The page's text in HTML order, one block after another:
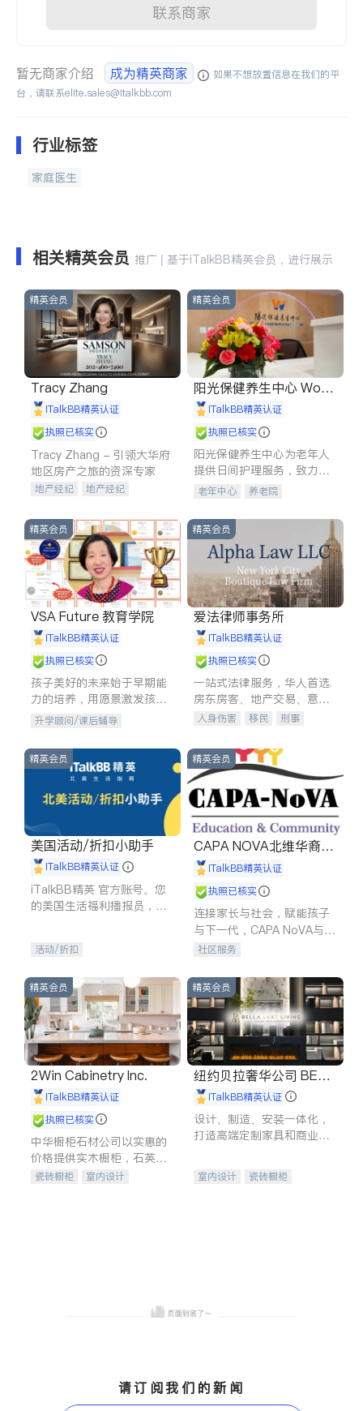
联系商家
暂无商家介绍 成为精英商家
如果不想放置信息在我们的平
台，请联系elite.sales@italkbb.com
行业标签
家庭医生
相关精英会员 推广 | 基于iTalkBB精英会员，进行展示
精英会员
Tracy Zhang
iTalkBB精英认证
执照已核实
Tracy Zhang - 引领大华府
地区房产之旅的资深专家
地产经纪
地产经纪
商铺租售
开发商建商
精英会员
阳光保健养生中心 World
shine
iTalkBB精英认证
执照已核实
阳光保健养生中心为老年人
提供日间护理服务，致力于
通过持续的护理创新来有效
老年中心 养老院
精英会员
VSA Future 教育学院
iTalkBB精英认证
执照已核实
孩子美好的未来始于早期能
力的培养，用愿景激发孩子
的学习潜力和动力。理念：
拥有成长型心态是成功的基
石。
升学顾问/课后辅导
精英会员
爱法律师事务所
iTalkBB精英认证
执照已核实
一站式法律服务，华人首选.
房东房客、地产交易、意外
伤害、车祸重伤、商业诉
建筑合同、刑事案件全包办
人身伤害 移民
刑事
信托/遗嘱
商业
索赔
律师-其它 保释
精英会员
美国活动/折扣小助手
iTalkBB精英认证
iTalkBB精英 官方账号。您
的美国生活福利播报员，精
专属福利。
活动/折扣
精英会员
CAPA NOVA北维华裔家
长会iTalkBB精英认证
执照已核实
连接家长与社会，赋能孩子
与下一代，CAPA NoVA与您
携手建设包容、公平、充满
社区服务
精英会员
2Win Cabinetry Inc.
iTalkBB精英认证
执照已核实
中华橱柜石材公司以实惠的
价格提供实木橱柜，石英石
台面，多种优质不锈钢水
瓷砖橱柜
室内设计
精英会员
纽约贝拉奢华公司 BELL
A LUXE
iTalkBB精英认证
设计、制造、安装一体化，
打造高端定制家具和商业空
室内设计
瓷砖橱柜
请订阅我们的新闻